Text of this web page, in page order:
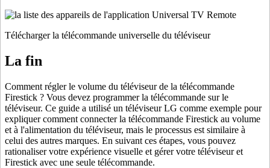
Télécharger la télécommande universelle du téléviseur
La fin
Comment régler le volume du téléviseur de la télécommande
Firestick ? Vous devez programmer la télécommande sur le
téléviseur. Ce guide a utilisé un téléviseur LG comme exemple pour
expliquer comment connecter la télécommande Firestick au volume
et à l'alimentation du téléviseur, mais le processus est similaire à
celui des autres marques. En suivant ces étapes, vous pouvez
rationaliser votre expérience visuelle et gérer votre téléviseur et
Firestick avec une seule télécommande.